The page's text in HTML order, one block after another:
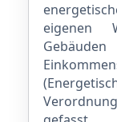
eigenen